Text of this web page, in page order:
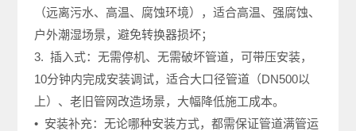
（远离污水、高温、腐蚀环境），适合高温、强腐蚀、
户外潮湿场景，避免转换器损坏；
3. 插入式：无需停机、无需破坏管道，可带压安装，
10分钟内完成安装调试，适合大口径管道（DN500以
上）、老旧管网改造场景，大幅降低施工成本。
• 安装补充：无论哪种安装方式，都需保证管道满管运